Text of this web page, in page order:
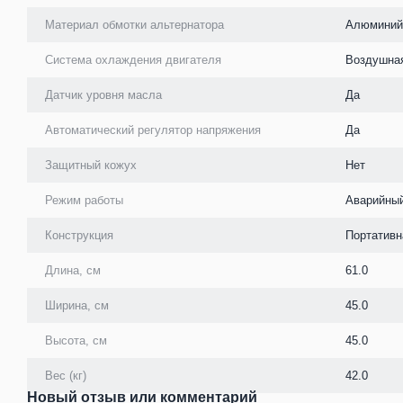
Материал обмотки альтернатора Алюминий
Система охлаждения двигателя
Датчик уровня масла Да
Автоматический регулятор напряжения Да
Защитный кожух Нет
Режим работы
Конструкция
Длина, см 61.0
Ширина, см 45.0
Высота, см 45.0
Вес (кг) 42.0
Новый отзыв или комментарий